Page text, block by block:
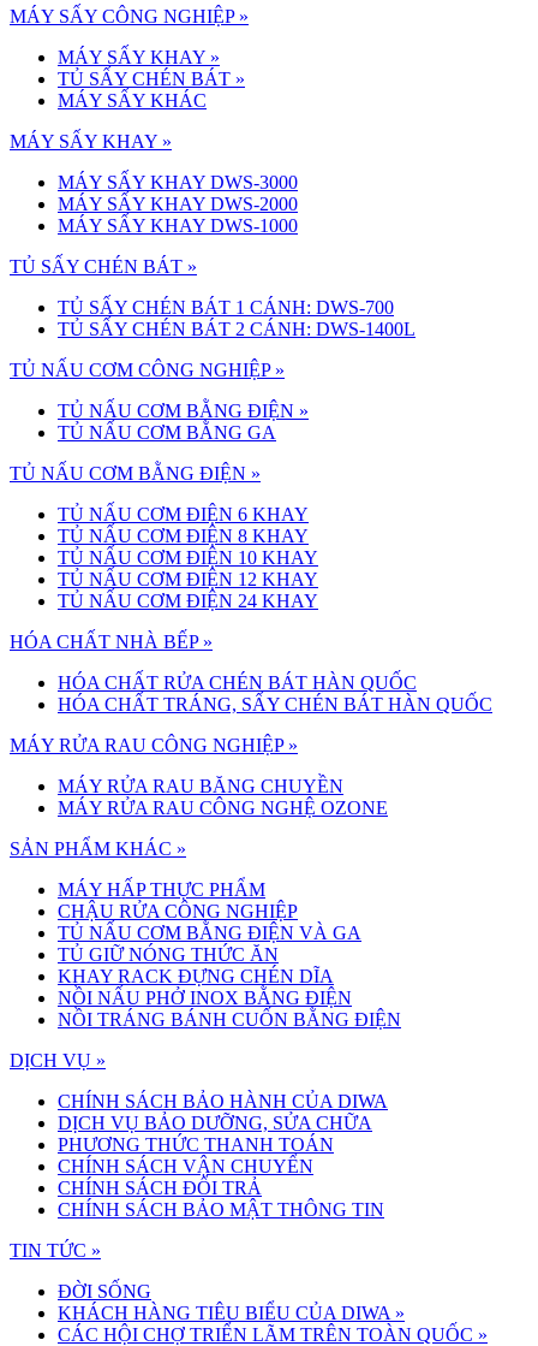
MÁY SẤY CÔNG NGHIỆP »
MÁY SẤY KHAY »
TỦ SẤY CHÉN BÁT »
MÁY SẤY KHÁC
MÁY SẤY KHAY »
MÁY SẤY KHAY DWS-3000
MÁY SẤY KHAY DWS-2000
MÁY SẤY KHAY DWS-1000
TỦ SẤY CHÉN BÁT »
TỦ SẤY CHÉN BÁT 1 CÁNH: DWS-700
TỦ SẤY CHÉN BÁT 2 CÁNH: DWS-1400L
TỦ NẤU CƠM CÔNG NGHIỆP »
TỦ NẤU CƠM BẰNG ĐIỆN »
TỦ NẤU CƠM BẰNG GA
TỦ NẤU CƠM BẰNG ĐIỆN »
TỦ NẤU CƠM ĐIỆN 6 KHAY
TỦ NẤU CƠM ĐIỆN 8 KHAY
TỦ NẤU CƠM ĐIỆN 10 KHAY
TỦ NẤU CƠM ĐIỆN 12 KHAY
TỦ NẤU CƠM ĐIỆN 24 KHAY
HÓA CHẤT NHÀ BẾP »
HÓA CHẤT RỬA CHÉN BÁT HÀN QUỐC
HÓA CHẤT TRÁNG, SẤY CHÉN BÁT HÀN QUỐC
MÁY RỬA RAU CÔNG NGHIỆP »
MÁY RỬA RAU BĂNG CHUYỀN
MÁY RỬA RAU CÔNG NGHỆ OZONE
SẢN PHẨM KHÁC »
MÁY HẤP THỰC PHẨM
CHẬU RỬA CÔNG NGHIỆP
TỦ NẤU CƠM BẰNG ĐIỆN VÀ GA
TỦ GIỮ NÓNG THỨC ĂN
KHAY RACK ĐỰNG CHÉN DĨA
NỒI NẤU PHỞ INOX BẰNG ĐIỆN
NỒI TRÁNG BÁNH CUỐN BẰNG ĐIỆN
DỊCH VỤ »
CHÍNH SÁCH BẢO HÀNH CỦA DIWA
DỊCH VỤ BẢO DƯỠNG, SỬA CHỮA
PHƯƠNG THỨC THANH TOÁN
CHÍNH SÁCH VẬN CHUYỂN
CHÍNH SÁCH ĐỔI TRẢ
CHÍNH SÁCH BẢO MẬT THÔNG TIN
TIN TỨC »
ĐỜI SỐNG
KHÁCH HÀNG TIÊU BIỂU CỦA DIWA »
CÁC HỘI CHỢ TRIỂN LÃM TRÊN TOÀN QUỐC »